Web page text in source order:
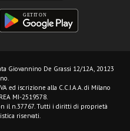
Giovannino De Grassi 12/12A, 20123
ed iscrizione alla C.C.I.A.A. di Milano
MI-2519578.
il n.37767. Tutti i diritti di proprietà
riservati.